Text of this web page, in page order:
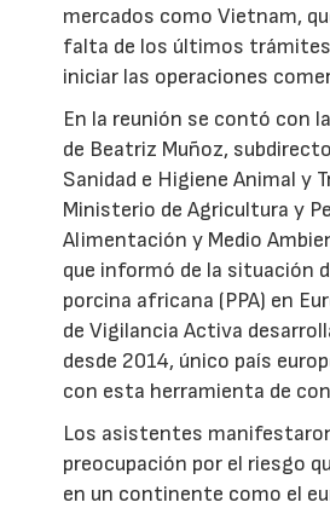
mercados como Vietnam,
falta de los últimos trámites
iniciar las operaciones
En la reunión se contó con
de Beatriz Muñoz,
Sanidad e Higiene Animal y
Ministerio de Agricultura y
Alimentación y Medio
que informó de la situación
porcina africana (PPA) en
de Vigilancia Activa
desde 2014, único país
con esta herramienta de
Los asistentes
preocupación por el riesgo
en un continente como el